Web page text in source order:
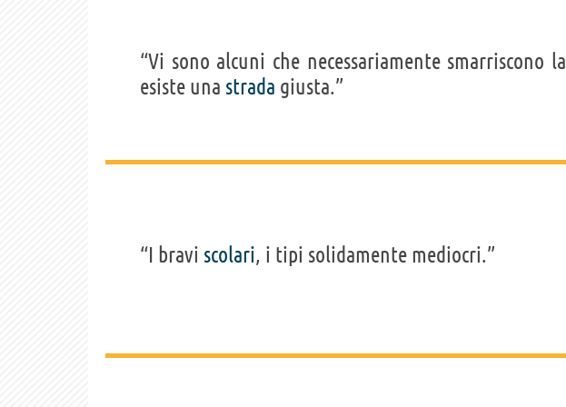
“Vi sono alcuni che necessariamente smarriscono la
esiste una strada giusta.”
“I bravi scolari, i tipi solidamente mediocri.”